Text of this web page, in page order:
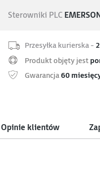
Sterowniki PLC EMERSON
Przesyłka kurierska -
Produkt objęty jest
Gwarancja60
Opinie klientów